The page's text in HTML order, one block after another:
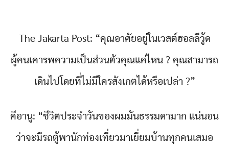
The Jakarta Post: “คุณอาศัยอยู่ในเวสต์ฮอลลีวู้ด
ผู้คนเคารพความเป็นส่วนตัวคุณแค่ไหน ? คุณสามารถ
เดินไปโดยที่ไม่มีใครสังเกตได้หรือเปล่า ?”
คีอานู: “ชีวิตประจำวันของผมมันธรรมดามาก แน่นอน
ว่าจะมีรถตู้พานักท่องเที่ยวมาเยี่ยมบ้านทุกคนเสมอ